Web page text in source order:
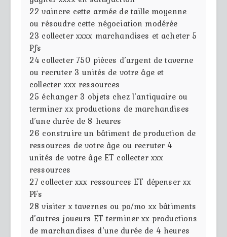
22 vaincre cette armée de taille moyenne
ou résoudre cette négociation modérée
23 collecter xxxx marchandises et acheter 5
Pfs
24 collecter 750 pièces d’argent de taverne
ou recruter 3 unités de votre âge et
collecter xxx ressources
25 échanger 3 objets chez l’antiquaire ou
terminer xx productions de marchandises
d’une durée de 8 heures
26 construire un bâtiment de production de
ressources de votre âge ou recruter 4
unités de votre âge ET collecter xxx
ressources
27 collecter xxx ressources ET dépenser xx
PFs
28 visiter x tavernes ou po/mo xx bâtiments
d’autres joueurs ET terminer xx productions
de marchandises d’une durée de 4 heures